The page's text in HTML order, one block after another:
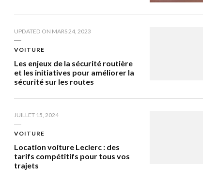
UPDATED ON MARS 24, 2023
VOITURE
Les enjeux de la sécurité routière
et les initiatives pour améliorer la
sécurité sur les routes
JUILLET 15, 2024
VOITURE
Location voiture Leclerc : des
tarifs compétitifs pour tous vos
trajets